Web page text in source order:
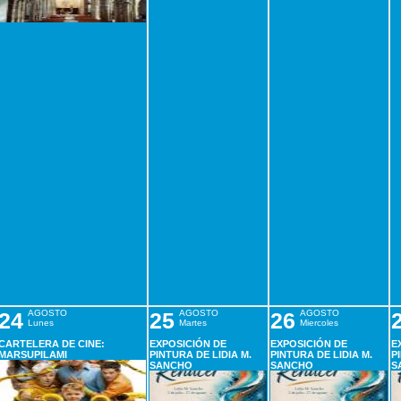
AGOSTO
Lunes
DE CINE:
25 AGOSTO
Martes
EXPOSICIÓN DE
PINTURA DE LIDIA M.
SANCHO
26 AGOSTO
Miercoles
EXPOSICIÓN DE
PINTURA DE LIDIA M.
SANCHO